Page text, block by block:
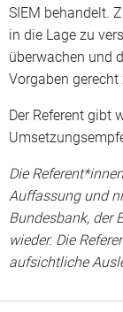
SIEM behandelt.
in die Lage zu
überwachen und
Vorgaben gerecht
Der Referent gibt
Die
Auffassung und
Bundesbank, der
wieder. Die
aufsichtliche